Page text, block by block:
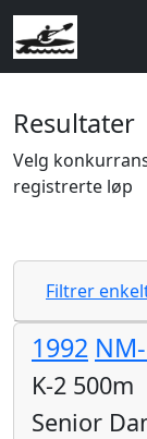
Resultater
Velg
registrerte løp
Filtrer
1992
K-2 500m
Senior